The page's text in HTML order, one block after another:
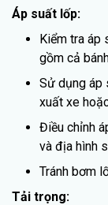
Áp suất lốp:
Kiểm tra áp
gồm cả
Sử dụng áp
xuất xe
Điều chỉnh
và địa hình
Tránh bơm
Tải trọng: